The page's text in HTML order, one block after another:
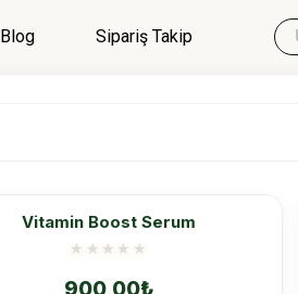
Blog Sipariş Takip
Vitamin Boost Serum